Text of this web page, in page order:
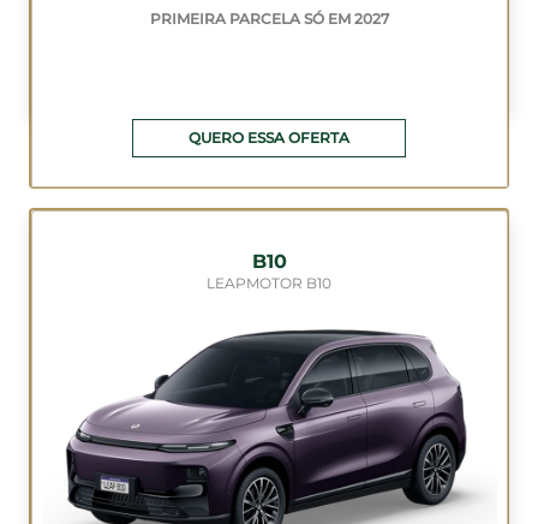
PRIMEIRA PARCELA SÓ EM 2027
QUERO ESSA OFERTA
B10
LEAPMOTOR B10